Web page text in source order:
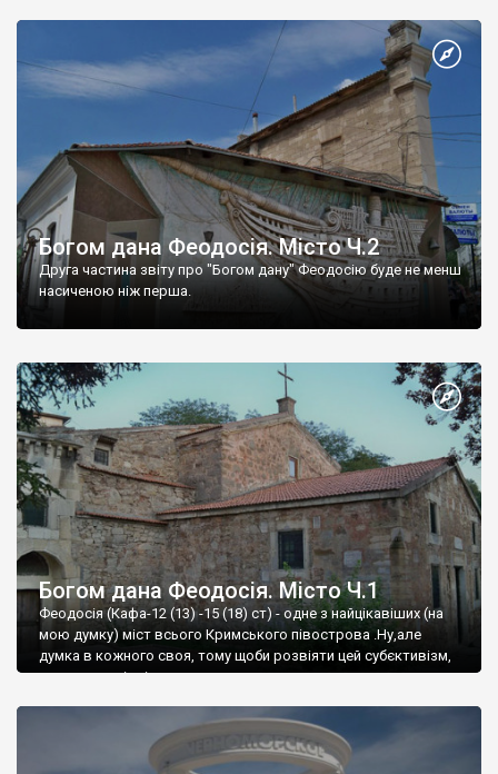
Богом дана Феодосія. Місто Ч.2
Друга частина звіту про "Богом дану" Феодосію буде не менш
насиченою ніж перша.
Богом дана Феодосія. Місто Ч.1
Феодосія (Кафа-12 (13) -15 (18) ст) - одне з найцікавіших (на
мою думку) міст всього Кримського півострова .Ну,але
думка в кожного своя, тому щоби розвіяти цей субєктивізм,
запрошую відвідати це